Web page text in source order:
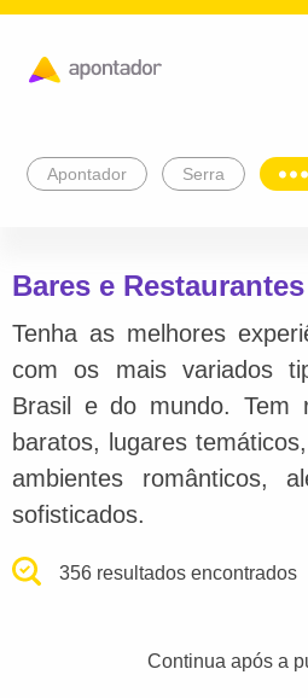
Apontador Serra
Bares e
Tenha as melhores
com os mais variados
Brasil e do mundo. Tem
baratos, lugares
ambientes românticos,
sofisticados.
356 resultados encontrados
Continua após a